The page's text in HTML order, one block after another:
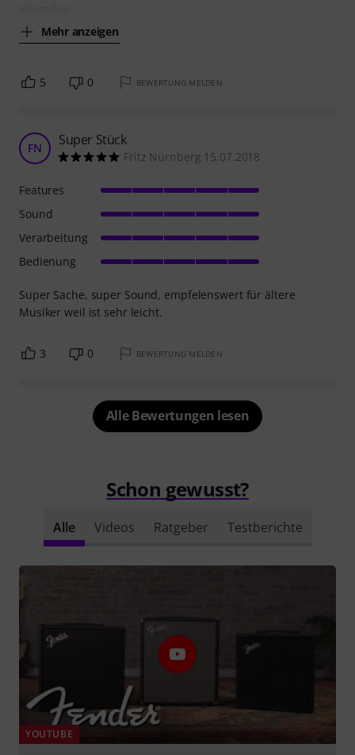
Mehr anzeigen
5 0 BEWERTUNG MELDEN
FN Super Stück
Fritz Nürnberg 15.07.2018
Super Sache, super Sound, empfelenswert für ältere
Musiker weil ist sehr leicht.
Features
Sound
Verarbeitung
Bedienung
3 0 BEWERTUNG MELDEN
Alle Bewertungen lesen
Schon gewusst?
Alle Videos Ratgeber Testberichte
YOUTUBE